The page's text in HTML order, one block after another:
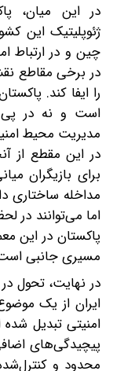
در این میان،
ژئوپلیتیک این
چین و در ارتباط
در برخی مقاطع
را ایفا کند.
است و نه در پی
مدیریت محیط
در این مقطع‌
برای بازیگران
مداخله ساختاری
اما می‌توانند در
پاکستان در این
مسیری جانبی
در نهایت، تحول
ایران از یک
امنیتی تبدیل
پیچیدگی‌های
محدود و